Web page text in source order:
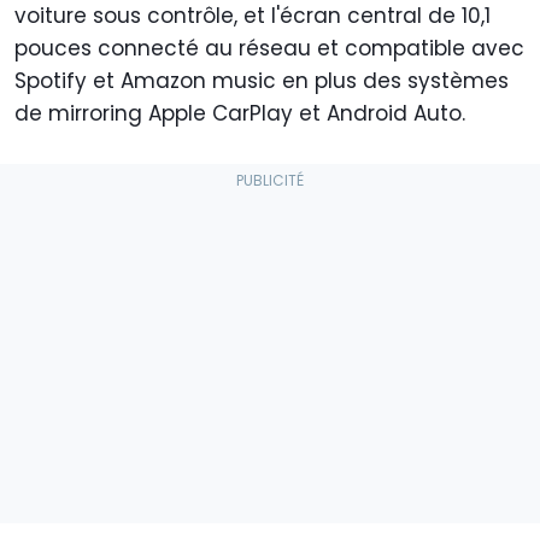
voiture sous contrôle, et l'écran central de 10,1
pouces connecté au réseau et compatible avec
Spotify et Amazon music en plus des systèmes
de mirroring Apple CarPlay et Android Auto.